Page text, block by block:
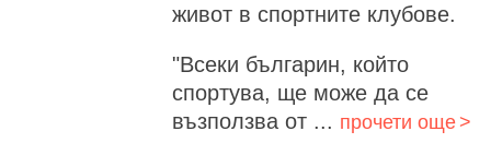
живот в спортните клубове.
"Всеки българин, който
спортува, ще може да се
възползва от ... прочети още